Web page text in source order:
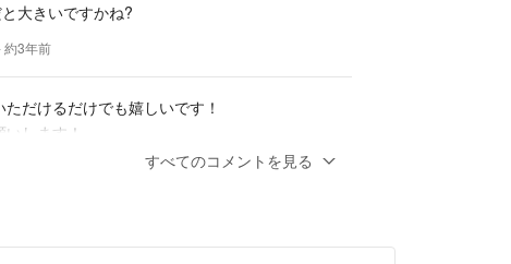
大きいですかね?
約3年前
だけるだけでも嬉しいです！
いします！
申し訳ないですが800円値引きして33,000円で
すべてのコメントを見る